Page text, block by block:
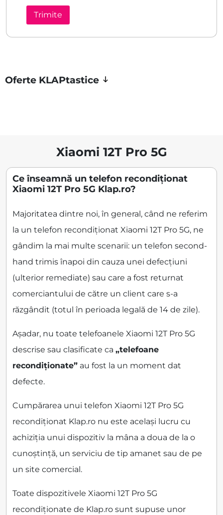
Oferte KLAPtastice
Xiaomi 12T Pro 5G
Ce înseamnă un telefon recondiționat
Xiaomi 12T Pro 5G Klap.ro?
Majoritatea dintre noi, în general, când ne referim
la un telefon recondiționat Xiaomi 12T Pro 5G, ne
gândim la mai multe scenarii: un telefon second-
hand trimis înapoi din cauza unei defecțiuni
(ulterior remediate) sau care a fost returnat
comerciantului de către un client care s-a
răzgândit (totul în perioada legală de 14 de zile).
Așadar, nu toate telefoanele Xiaomi 12T Pro 5G
descrise sau clasificate ca „telefoane
recondiționate” au fost la un moment dat
defecte.
Cumpărarea unui telefon Xiaomi 12T Pro 5G
recondiționat Klap.ro nu este același lucru cu
achiziția unui dispozitiv la mâna a doua de la o
cunoștință, un serviciu de tip amanet sau de pe
un site comercial.
Toate dispozitivele Xiaomi 12T Pro 5G
recondiționate de Klap.ro sunt supuse unor